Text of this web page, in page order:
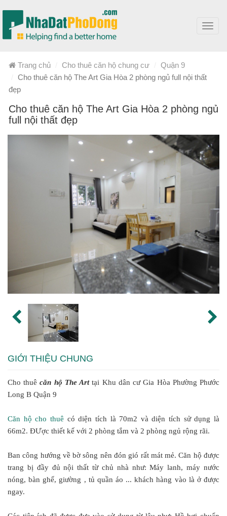
Trang chủ Cho thuê căn hộ chung cư
Quận 9
Cho thuê căn hộ The Art Gia Hòa 2 phòng ngủ full nội thất
đẹp
Cho thuê căn hộ The Art Gia Hòa 2 phòng ngủ
full nội thất đẹp
GIỚI THIỆU CHUNG
Cho thuêcăn hộ The Arttại Khu dân cư Gia Hòa Phường Phước
Long B Quận 9
Căn hộ cho thuê có diện tích là 70m2 và diện tích sử dụng là
66m2. ĐƯợc thiết kế với 2 phòng tắm và 2 phòng ngủ rộng rãi.
Ban công hướng về bờ sông nên đón gió rất mát mẻ. Căn hộ được
trang bị đầy đủ nội thất từ chủ nhà như: Máy lanh, máy nước
nóng, bàn ghế, giường , tủ quần áo ... khách hàng vào là ở được
ngay.